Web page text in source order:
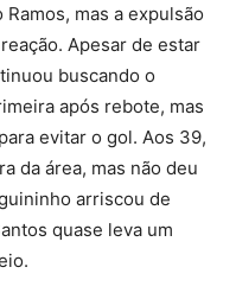
mas a expulsão
Apesar de estar
buscando o
após rebote, mas
evitar o gol. Aos 39,
da área, mas não deu
arriscou de
quase leva um